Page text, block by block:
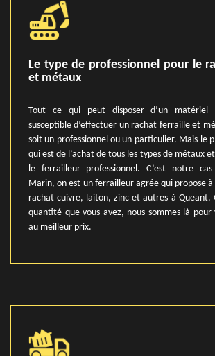
Le type de professionnel pour le
et métaux
Tout ce qui peut disposer d’un matériel
susceptible d’effectuer un rachat ferraille et
soit un professionnel ou un particulier. Mais le
qui est de l’achat de tous les types de métaux
le ferrailleur professionnel. C’est notre
Marin, on est un ferrailleur agrée qui propose
rachat cuivre, laiton, zinc et autres à Queant.
quantité que vous avez, nous sommes là pour
au meilleur prix.